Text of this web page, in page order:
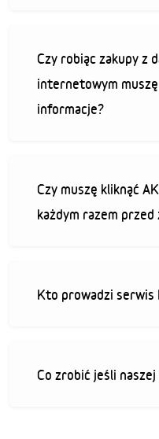
Czy robiąc zakupy z
internetowym
informacje?
Czy muszę kliknąć
każdym razem przed
Kto prowadzi serwis
Co zrobić jeśli naszej